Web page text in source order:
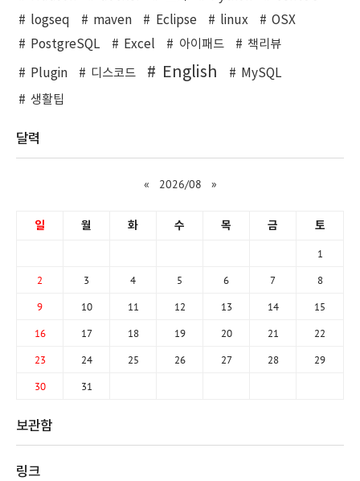
logseq
maven Eclipse linux
OSX
PostgreSQL
Excel 아이패드 책리뷰
Plugin 디스코드 English
MySQL
생활팁
달력
« 2026/08 »
일 월 화 수 목 금 토
1
2 3 4 5 6 7 8
9 10 11 12 13 14 15
16 17 18 19 20 21 22
23 24 25 26 27 28 29
30 31
보관함
링크